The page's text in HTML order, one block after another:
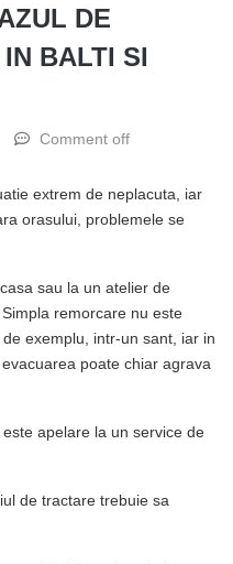
DE
BALTI SI
Comment off
extrem de neplacuta, iar
orasului, problemele se
sau la un atelier de
remorcare nu este
exemplu, intr-un sant, iar in
poate chiar agrava
apelare la un service de
de tractare trebuie sa